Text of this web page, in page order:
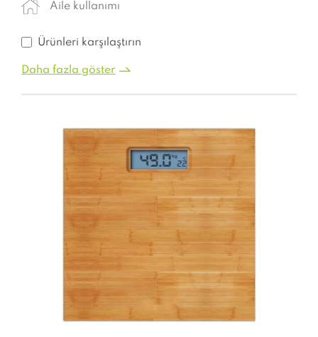
Aile kullanımı
Ürünleri karşılaştırın
Daha fazla göster